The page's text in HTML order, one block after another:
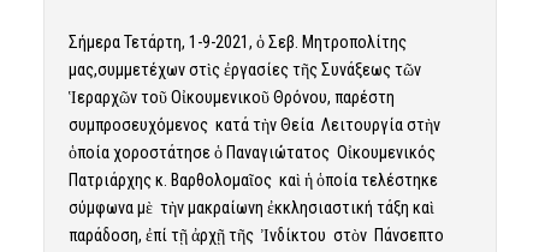
Σήμερα Τετάρτη, 1-9-2021, ὁ Σεβ. Μητροπολίτης
μας,συμμετέχων στὶς ἐργασίες τῆς Συνάξεως τῶν
Ἱεραρχῶν τοῦ Οἰκουμενικοῦ Θρόνου, παρέστη
συμπροσευχόμενος κατά τὴν Θεία Λειτουργία στὴν
ὁποία χοροστάτησε ὁ Παναγιώτατος Οἰκουμενικός
Πατριάρχης κ. Βαρθολομαῖος καὶ ἡ ὁποία τελέστηκε
σύμφωνα μὲ τὴν μακραίωνη ἐκκλησιαστική τάξη καὶ
παράδοση, ἐπί τῇ ἀρχῇ τῆς Ἰνδίκτου στὸν Πάνσεπτο